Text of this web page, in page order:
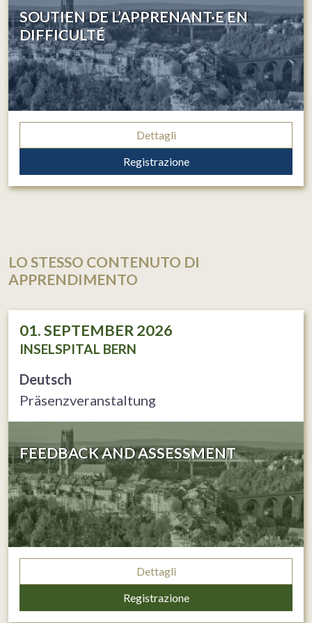
SOUTIEN DE L’APPRENANT·E EN
DIFFICULTÉ
Dettagli
Registrazione
LO STESSO CONTENUTO DI
APPRENDIMENTO
01. SEPTEMBER 2026
INSELSPITAL BERN
Deutsch
Präsenzveranstaltung
FEEDBACK AND ASSESSMENT
Dettagli
Registrazione